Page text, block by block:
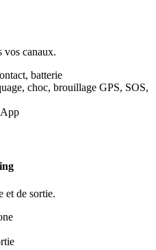
vos canaux.
batterie
choc, brouillage GPS, SOS,
et de sortie.